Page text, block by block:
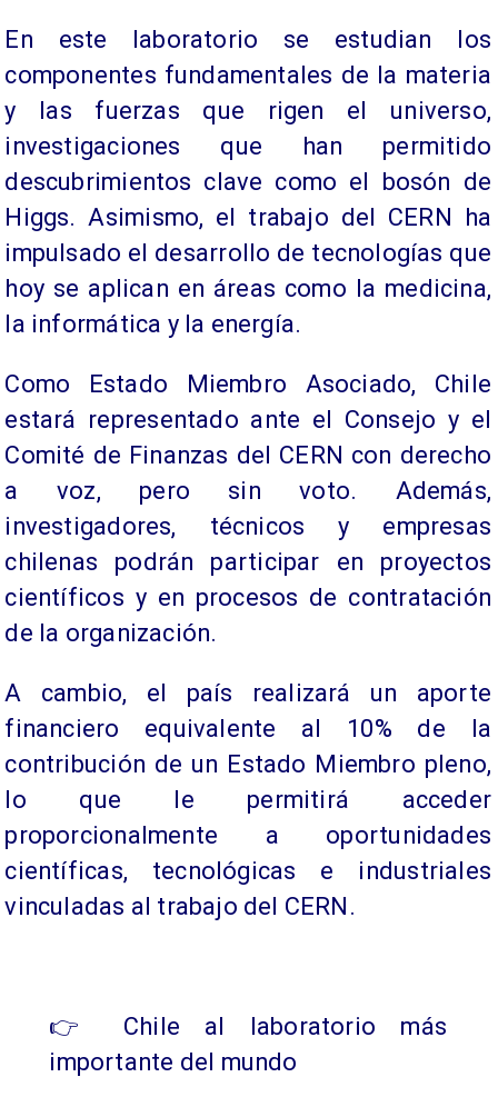
En este laboratorio se estudian los
componentes fundamentales de la materia
y las fuerzas que rigen el universo,
investigaciones que han permitido
descubrimientos clave como el bosón de
Higgs. Asimismo, el trabajo del CERN ha
impulsado el desarrollo de tecnologías que
hoy se aplican en áreas como la medicina,
la informática y la energía.
Como Estado Miembro Asociado, Chile
estará representado ante el Consejo y el
Comité de Finanzas del CERN con derecho
a voz, pero sin voto. Además,
investigadores, técnicos y empresas
chilenas podrán participar en proyectos
científicos y en procesos de contratación
de la organización.
A cambio, el país realizará un aporte
financiero equivalente al 10% de la
contribución de un Estado Miembro pleno,
lo que le permitirá acceder
proporcionalmente a oportunidades
científicas, tecnológicas e industriales
vinculadas al trabajo del CERN.
👉 Chile al laboratorio más
importante del mundo